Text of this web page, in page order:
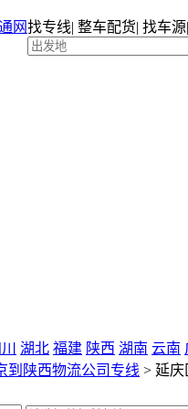
找专线| 整车配货| 找车源|
湖北 福建 陕西 湖南 云南
到陕西物流公司专线 > 延庆